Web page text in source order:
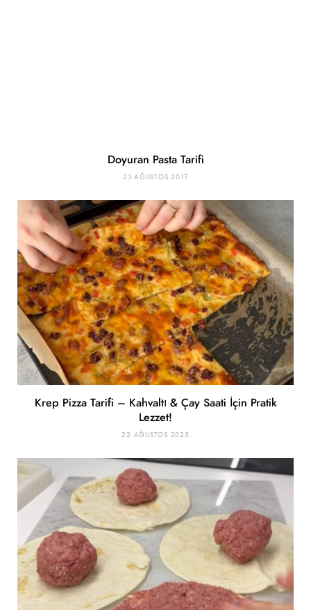
Doyuran Pasta Tarifi
23 AĞUSTOS 2017
Krep Pizza Tarifi – Kahvaltı & Çay Saati İçin Pratik
Lezzet!
22 AĞUSTOS 2025